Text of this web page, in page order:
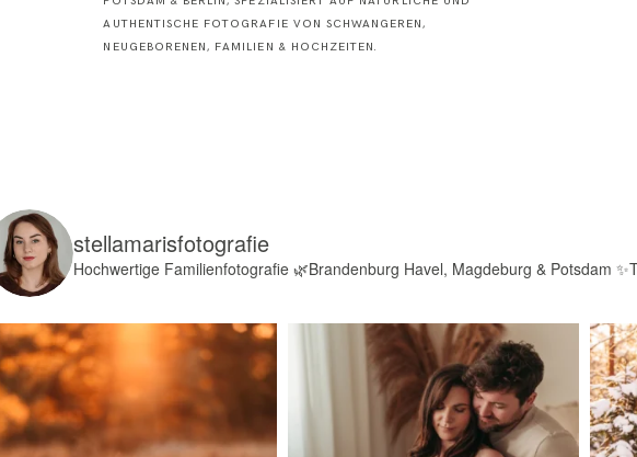
AUTHENTISCHE FOTOGRAFIE VON SCHWANGEREN,
NEUGEBORENEN, FAMILIEN & HOCHZEITEN.
stellamarisfotografie
Hochwertige Familienfotografie🌿Brandenburg Havel, Magdeburg & Potsdam